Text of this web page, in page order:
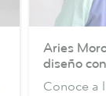
Moross
sobre
Aries
diseño
Conoce a